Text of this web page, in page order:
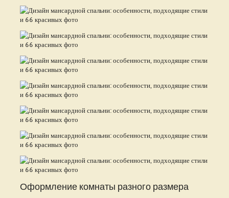
Оформление комнаты разного размера